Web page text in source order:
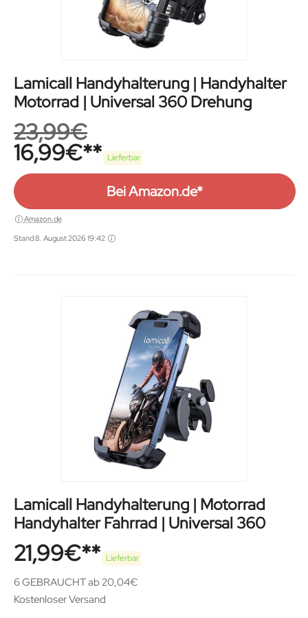
Lamicall Handyhalterung | Handyhalter
Motorrad | Universal 360 Drehung
23,99€
16,99€ Lieferbar
Bei Amazon.de*
Amazon.de
Stand 8. August 2026 19:42
Lamicall Handyhalterung | Motorrad
Handyhalter Fahrrad | Universal 360
21,99€ Lieferbar
6 GEBRAUCHT ab 20,04€
Kostenloser Versand